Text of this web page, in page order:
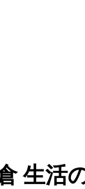
生活